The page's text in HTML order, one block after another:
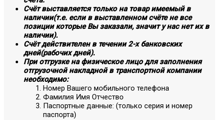
Счёт выставляется только на товар имеемый в
наличии(т.е. если в выставленном счёте не все
позиции которые Вы заказали, значит у нас нет их в
наличии).
Счёт действителен в течении 2-х банковских
дней(рабочих дней).
При отгрузке на физическое лицо для заполнения
отгрузочной накладной в транспортной компании
необходимо:
Номер Вашего мобильного телефона
Фамилия Имя Отчество
Паспортные данные: (только серия и номер
паспорта)